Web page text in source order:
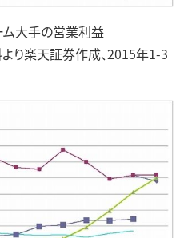
ム大手の営業利益
より楽天証券作成、2015年1-3